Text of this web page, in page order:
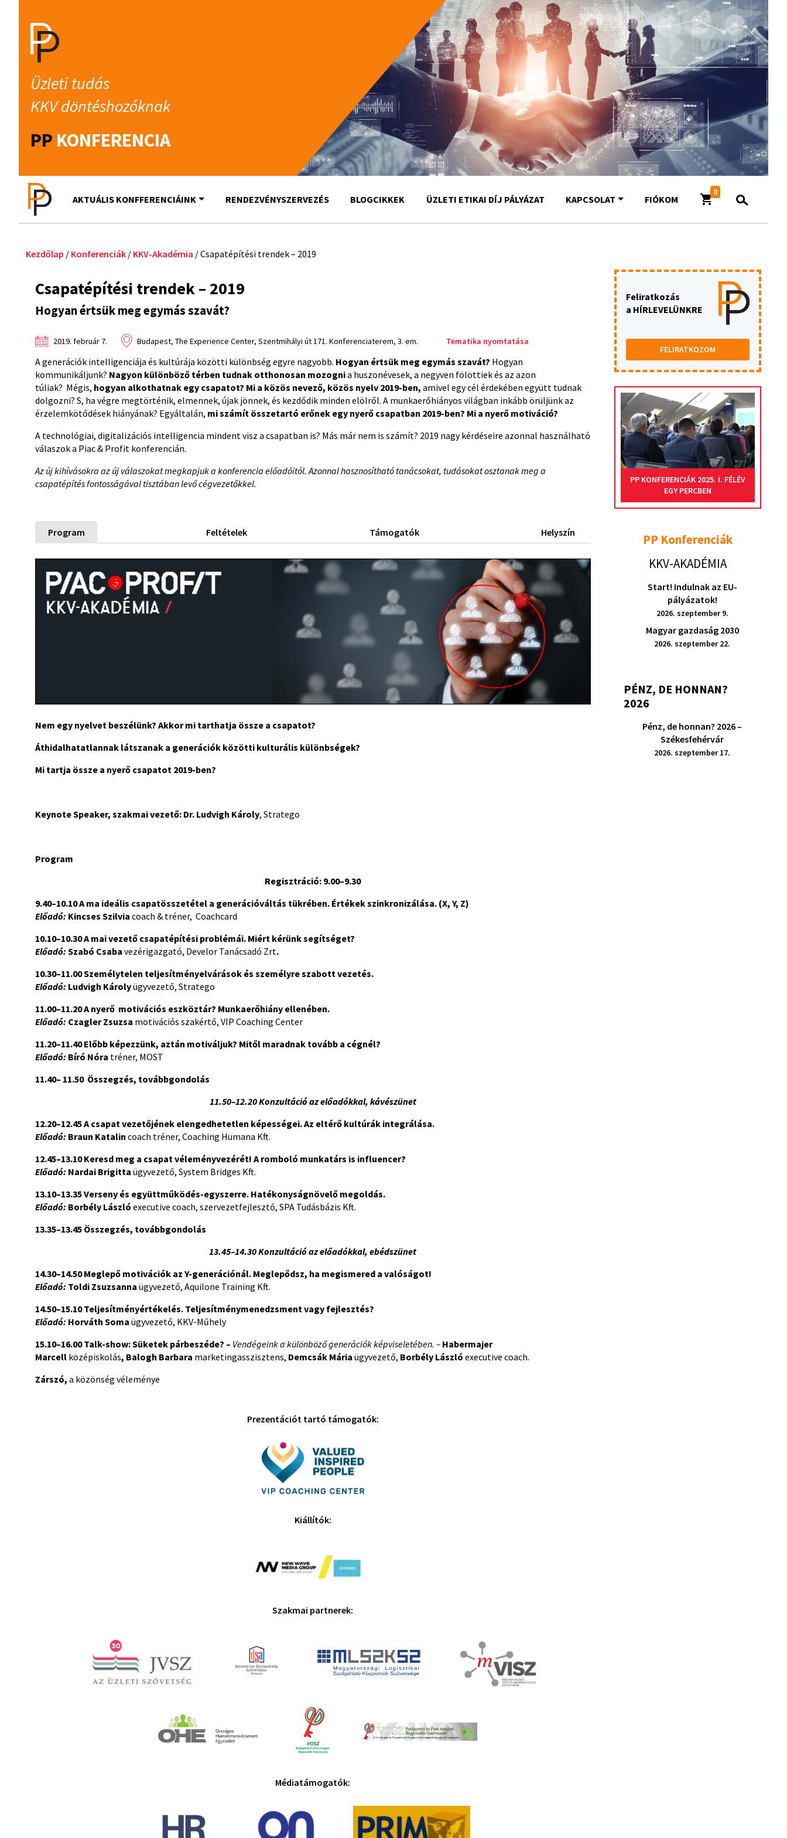
AKTUÁLIS KONFFERENCIÁINK RENDEZVÉNYSZERVEZÉS BLOGCIKKEK ÜZLETI ETIKAI DÍJ PÁLYÁZAT KAPCSOLAT FIÓKOM
0
Üzleti tudás
KKV döntéshozóknak
PP KONFERENCIA
Kezdőlap / Konferenciák / KKV-Akadémia / Csapatépítési trendek – 2019
Csapatépítési trendek – 2019
Hogyan értsük meg egymás szavát?
2019. február 7. Budapest, The Experience Center, Szentmihályi út 171. Konferenciaterem, 3. em. Tematika nyomtatása
A generációk intelligenciája és kultúrája közötti különbség egyre nagyobb. Hogyan értsük meg egymás szavát? Hogyan
kommunikáljunk? Nagyon különböző térben tudnak otthonosan mozognia huszonévesek, a negyven fölöttiek és az azon
túliak? Mégis, hogyan alkothatnak egy csapatot? Mi a közös nevező, közös nyelv 2019-ben, amivel egy cél érdekében együtt tudnak
dolgozni? S, ha végre megtörténik, elmennek, újak jönnek, és kezdődik minden elölről. A munkaerőhiányos világban inkább örüljünk az
érzelemkötődések hiányának? Egyáltalán, mi számít összetartó erőnek egy nyerő csapatban 2019-ben? Mi a nyerő motiváció?
A technológiai, digitalizációs intelligencia mindent visz a csapatban is? Más már nem is számít? 2019 nagy kérdéseire azonnal használható
válaszok a Piac & Profit konferencián.
Az új kihívásokra az új válaszokat megkapjuk a konferencia előadóitól. Azonnal hasznosítható tanácsokat, tudásokat osztanak meg a
csapatépítés fontosságával tisztában levő cégvezetőkkel.
Program Feltételek Támogatók Helyszín
Nem egy nyelvet beszélünk? Akkor mi tarthatja össze a csapatot?
Áthidalhatatlannak látszanak a generációk közötti kulturális különbségek?
Mi tartja össze a nyerő csapatot 2019-ben?
Keynote Speaker, szakmai vezető: Dr. Ludvigh Károly, Stratego
Program
Regisztráció: 9.00–9.30
9.40–10.10A ma ideális csapatösszetétel a generációváltás tükrében. Értékek szinkronizálása. (X, Y, Z)
Előadó: Kincses Szilvia coach & tréner, Coachcard
10.10–10.30 A mai vezető csapatépítési problémái. Miért kérünk segítséget?
Előadó: Szabó Csaba vezérigazgató, Develor Tanácsadó Zrt.
10.30–11.00Személytelen teljesítményelvárások és személyre szabott vezetés.
Előadó: Ludvigh Károlyügyvezető, Stratego
11.00–11.20A nyerő motivációs eszköztár? Munkaerőhiány ellenében.
Előadó: Czagler Zsuzsa motivációs szakértő, VIP Coaching Center
11.20–11.40Előbb képezzünk, aztán motiváljuk? Mitől maradnak tovább a cégnél?
Előadó: Bíró Nóra tréner, MOST
11.40– 11.50 Összegzés, továbbgondolás
11.50–12.20 Konzultáció az előadókkal, kávészünet
12.20–12.45A csapat vezetőjének elengedhetetlen képességei. Az eltérő kultúrák integrálása.
Előadó: Braun Katalin coach tréner, Coaching Humana Kft.
12.45–13.10 Keresd meg a csapat véleményvezérét! A romboló munkatárs is influencer?
Előadó: Nardai Brigitta ügyvezető, System Bridges Kft.
13.10–13.35Verseny és együttműködés-egyszerre. Hatékonyságnövelő megoldás.
Előadó: Borbély László executive coach, szervezetfejlesztő, SPA Tudásbázis Kft.
13.35–13.45 Összegzés, továbbgondolás
13.45–14.30 Konzultáció az előadókkal, ebédszünet
14.30–14.50 Meglepő motivációk az Y-generációnál. Meglepődsz, ha megismered a valóságot!
Előadó: Toldi Zsuzsanna ügyvezető, Aquilone Training Kft.
14.50–15.10 Teljesítményértékelés. Teljesítménymenedzsment vagy fejlesztés?
Előadó: Horváth Soma ügyvezető, KKV-Műhely
15.10–16.00Talk-show: Süketek párbeszéde? – Vendégeink a különböző generációk képviseletében. – Habermajer
Marcell középiskolás, Balogh Barbara marketingasszisztens, Demcsák Mária ügyvezető, Borbély László executive coach.
Zárszó, a közönség véleménye
Prezentációt tartó támogatók:
Kiállítók:
Szakmai partnerek:
Médiatámogatók:
Feliratkozás
a HÍRLEVELÜNKRE
FELIRATKOZOM
PP KONFERENCIÁK 2025. I. FÉLÉV
EGY PERCBEN
PP Konferenciák
KKV-AKADÉMIA
Start! Indulnak az EU-
pályázatok!
2026. szeptember 9.
Magyar gazdaság 2030
2026. szeptember 22.
PÉNZ, DE HONNAN?
2026
Pénz, de honnan? 2026 –
Székesfehérvár
2026. szeptember 17.